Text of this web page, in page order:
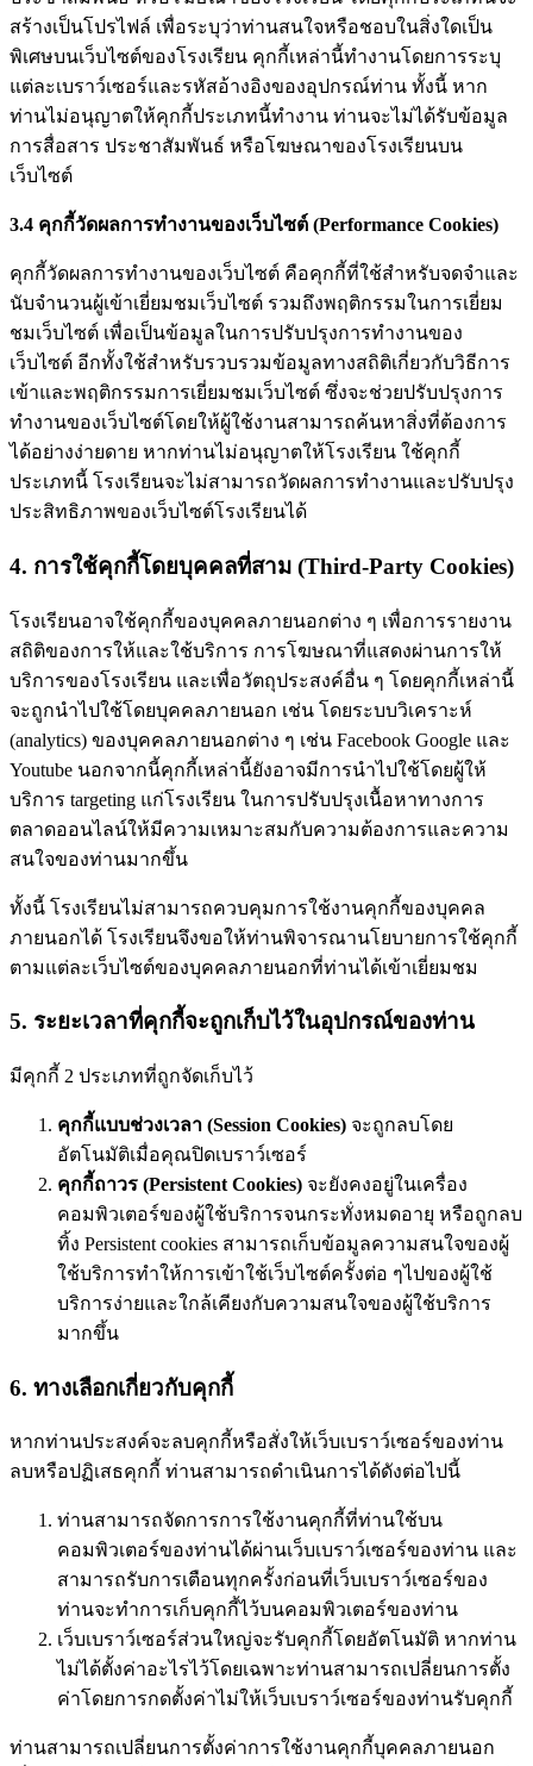
สร้างเป็นโปรไฟล์ เพื่อระบุว่าท่านสนใจหรือชอบในสิ่งใดเป็น
พิเศษบนเว็บไซต์ของโรงเรียน คุกกี้เหล่านี้ทำงานโดยการระบุ
แต่ละเบราว์เซอร์และรหัสอ้างอิงของอุปกรณ์ท่าน ทั้งนี้ หาก
ท่านไม่อนุญาตให้คุกกี้ประเภทนี้ทำงาน ท่านจะไม่ได้รับข้อมูล
การสื่อสาร ประชาสัมพันธ์ หรือโฆษณาของโรงเรียนบน
เว็บไซต์
3.4 คุกกี้วัดผลการทำงานของเว็บไซต์ (Performance Cookies)
คุกกี้วัดผลการทำงานของเว็บไซต์ คือคุกกี้ที่ใช้สำหรับจดจำและ
นับจำนวนผู้เข้าเยี่ยมชมเว็บไซต์ รวมถึงพฤติกรรมในการเยี่ยม
ชมเว็บไซต์ เพื่อเป็นข้อมูลในการปรับปรุงการทำงานของ
เว็บไซต์ อีกทั้งใช้สำหรับรวบรวมข้อมูลทางสถิติเกี่ยวกับวิธีการ
เข้าและพฤติกรรมการเยี่ยมชมเว็บไซต์ ซึ่งจะช่วยปรับปรุงการ
ทำงานของเว็บไซต์โดยให้ผู้ใช้งานสามารถค้นหาสิ่งที่ต้องการ
ได้อย่างง่ายดาย หากท่านไม่อนุญาตให้โรงเรียน ใช้คุกกี้
ประเภทนี้ โรงเรียนจะไม่สามารถวัดผลการทำงานและปรับปรุง
ประสิทธิภาพของเว็บไซต์โรงเรียนได้
4. การใช้คุกกี้โดยบุคคลที่สาม (Third-Party Cookies)
โรงเรียนอาจใช้คุกกี้ของบุคคลภายนอกต่าง ๆ เพื่อการรายงาน
สถิติของการให้และใช้บริการ การโฆษณาที่แสดงผ่านการให้
บริการของโรงเรียน และเพื่อวัตถุประสงค์อื่น ๆ โดยคุกกี้เหล่านี้
จะถูกนำไปใช้โดยบุคคลภายนอก เช่น โดยระบบวิเคราะห์
(analytics) ของบุคคลภายนอกต่าง ๆ เช่น Facebook Google และ
Youtube นอกจากนี้คุกกี้เหล่านี้ยังอาจมีการนำไปใช้โดยผู้ให้
บริการ targeting แก่โรงเรียน ในการปรับปรุงเนื้อหาทางการ
ตลาดออนไลน์ให้มีความเหมาะสมกับความต้องการและความ
สนใจของท่านมากขึ้น
ทั้งนี้ โรงเรียนไม่สามารถควบคุมการใช้งานคุกกี้ของบุคคล
ภายนอกได้ โรงเรียนจึงขอให้ท่านพิจารณานโยบายการใช้คุกกี้
ตามแต่ละเว็บไซต์ของบุคคลภายนอกที่ท่านได้เข้าเยี่ยมชม
5. ระยะเวลาที่คุกกี้จะถูกเก็บไว้ในอุปกรณ์ของท่าน
มีคุกกี้ 2 ประเภทที่ถูกจัดเก็บไว้
คุกกี้แบบช่วงเวลา (Session Cookies) จะถูกลบโดย
อัตโนมัติเมื่อคุณปิดเบราว์เซอร์
คุกกี้ถาวร (Persistent Cookies) จะยังคงอยู่ในเครื่อง
คอมพิวเตอร์ของผู้ใช้บริการจนกระทั่งหมดอายุ หรือถูกลบ
ทิ้ง Persistent cookies สามารถเก็บข้อมูลความสนใจของผู้
ใช้บริการทำให้การเข้าใช้เว็บไซต์ครั้งต่อ ๆไปของผู้ใช้
บริการง่ายและใกล้เคียงกับความสนใจของผู้ใช้บริการ
มากขึ้น
6. ทางเลือกเกี่ยวกับคุกกี้
หากท่านประสงค์จะลบคุกกี้หรือสั่งให้เว็บเบราว์เซอร์ของท่าน
ลบหรือปฏิเสธคุกกี้ ท่านสามารถดำเนินการได้ดังต่อไปนี้
ท่านสามารถจัดการการใช้งานคุกกี้ที่ท่านใช้บน
คอมพิวเตอร์ของท่านได้ผ่านเว็บเบราว์เซอร์ของท่าน และ
สามารถรับการเตือนทุกครั้งก่อนที่เว็บเบราว์เซอร์ของ
ท่านจะทำการเก็บคุกกี้ไว้บนคอมพิวเตอร์ของท่าน
เว็บเบราว์เซอร์ส่วนใหญ่จะรับคุกกี้โดยอัตโนมัติ หากท่าน
ไม่ได้ตั้งค่าอะไรไว้โดยเฉพาะท่านสามารถเปลี่ยนการตั้ง
ค่าโดยการกดตั้งค่าไม่ให้เว็บเบราว์เซอร์ของท่านรับคุกกี้
ท่านสามารถเปลี่ยนการตั้งค่าการใช้งานคุกกี้บุคคลภายนอก